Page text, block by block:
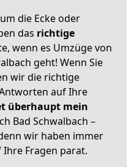
die Ecke oder
das richtige
wenn es Umzüge von
geht! Wenn Sie
wir die richtige
auf Ihre
überhaupt mein
Bad Schwalbach –
wir haben immer
Fragen parat.